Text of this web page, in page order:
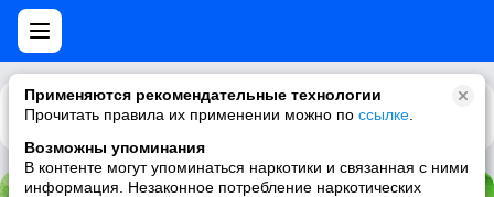
Применяются рекомендательные технологии
Прочитать правила их применении можно по ссылке
Возможны упоминания
В контенте могут упоминаться наркотики и связанная с ними
информация. Незаконное потребление наркотических
Каталог Рекомендации